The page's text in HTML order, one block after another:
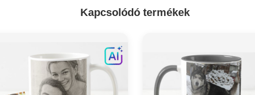
Kapcsolódó termékek